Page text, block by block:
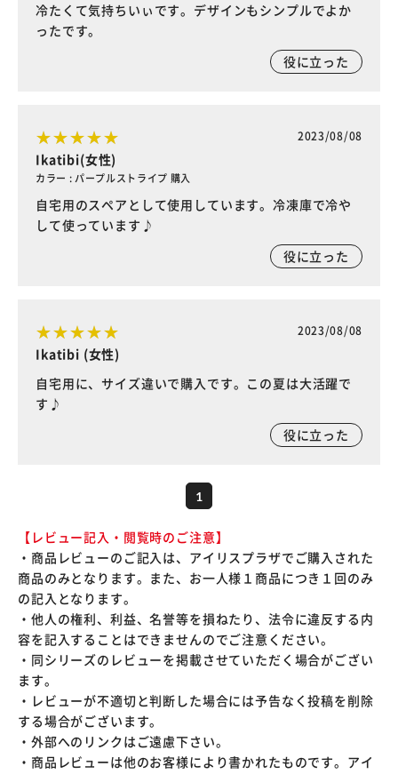
冷たくて気持ちいぃです。デザインもシンプルでよか
ったです。
役に立った
2023/08/08
Ikatibi(女性)
カラー : パープルストライプ 購入
自宅用のスペアとして使用しています。冷凍庫で冷や
して使っています♪
役に立った
2023/08/08
Ikatibi (女性)
自宅用に、サイズ違いで購入です。この夏は大活躍で
す♪
役に立った
1
【レビュー記入・閲覧時のご注意】
・商品レビューのご記入は、アイリスプラザでご購入された
商品のみとなります。また、お一人様１商品につき１回のみ
の記入となります。
・他人の権利、利益、名誉等を損ねたり、法令に違反する内
容を記入することはできませんのでご注意ください。
・同シリーズのレビューを掲載させていただく場合がござい
ます。
・レビューが不適切と判断した場合には予告なく投稿を削除
する場合がございます。
・外部へのリンクはご遠慮下さい。
・商品レビューは他のお客様により書かれたものです。アイ